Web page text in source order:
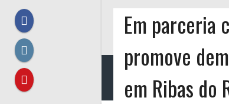
HOME A FEDERAÇÃO CLUBES
Em parceria
promove
em Ribas do